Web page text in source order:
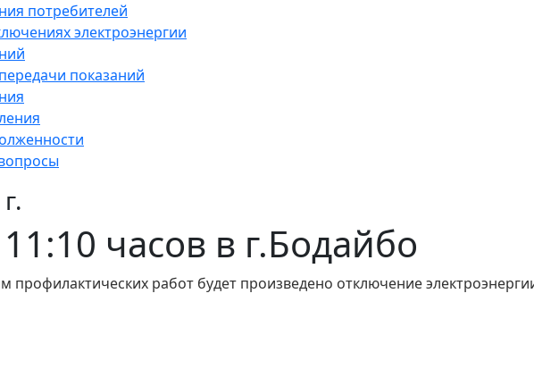
потребителей
электроэнергии
показаний
часов в г.Бодайбо
профилактических работ будет произведено отключение